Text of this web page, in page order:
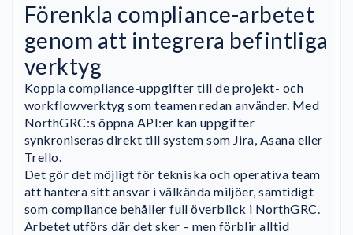
Förenkla compliance-arbetet
genom att integrera befintliga
verktyg
Koppla compliance-uppgifter till de projekt- och
workflowverktyg som teamen redan använder. Med
NorthGRC:s öppna API:er kan uppgifter
synkroniseras direkt till system som Jira, Asana eller
Trello.
Det gör det möjligt för tekniska och operativa team
att hantera sitt ansvar i välkända miljöer, samtidigt
som compliance behåller full överblick i NorthGRC.
Arbetet utförs där det sker – men förblir alltid